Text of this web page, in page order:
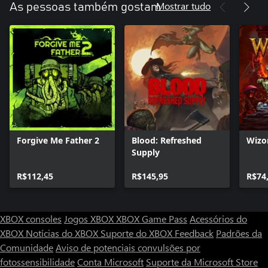
variam desde civis possuídos até monstros sobrenaturais criados
Dois heróis jogáveis
Experimente a história como um sacerdote ou uma jornalista,
cada um com sua própria árvore de desenvolvimento.
As pessoas também gostamMostrar tudo
Forgive Me Father 2
R$112,45
Blood: Refreshed
Supply
R$145,95
XBOX consoles Jogos XBOXXBOX Game Pass Acessórios do
XBOX Notícias do XBOX Suporte do XBOX Feedback Padrões da
ComunidadeAviso de potenciais convulsões por
fotossensibilidadeConta Microsoft Suporte da Microsoft Store